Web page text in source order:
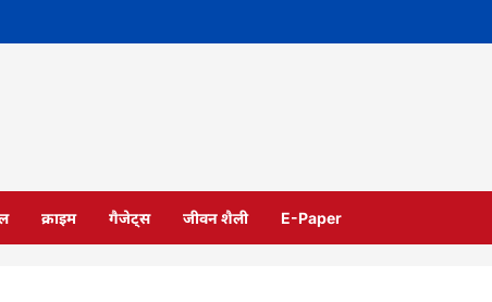
क्राइम गैजेट्स जीवन शैली E-Paper